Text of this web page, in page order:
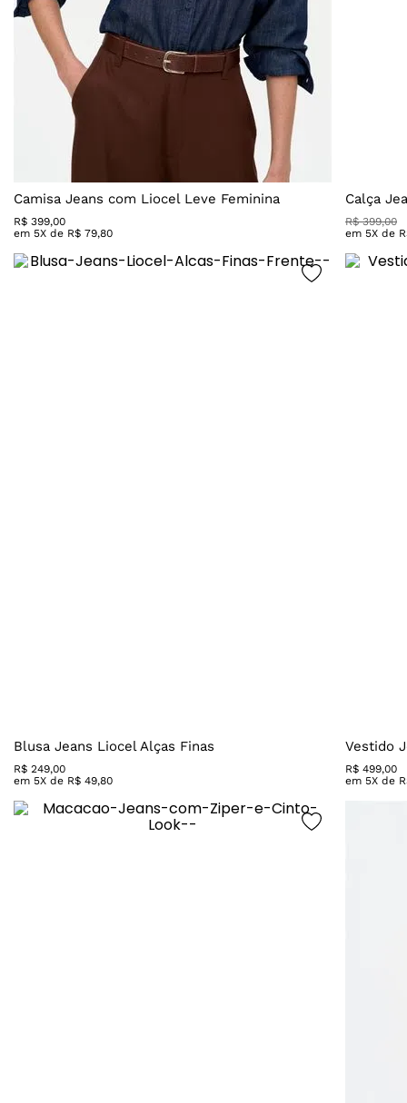
Camisa Jeans com Liocel Leve Feminina
R$ 399,00
em 5X de R$ 79,80
Calça
R$ 399,00
em 5X de
Blusa Jeans Liocel Alças Finas
R$ 249,00
em 5X de R$ 49,80
Vestido
R$ 499,00
em 5X de